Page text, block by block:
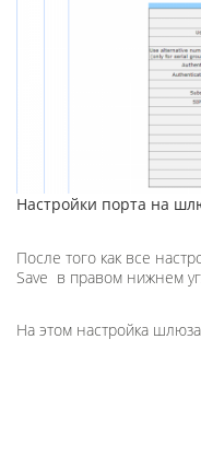
Настройки порта на
После того как все
Save в правом нижнем
На этом настройка